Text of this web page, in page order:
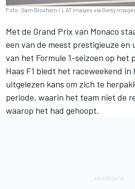
Foto: Sam Bloxham / LAT Images via Getty
Met de Grand Prix van Monaco
een van de meest prestigieuze en
van het Formule 1-seizoen op het
Haas F1 biedt het raceweekend in
uitgelezen kans om zich te
periode, waarin het team niet de
waarop het had gehoopt.